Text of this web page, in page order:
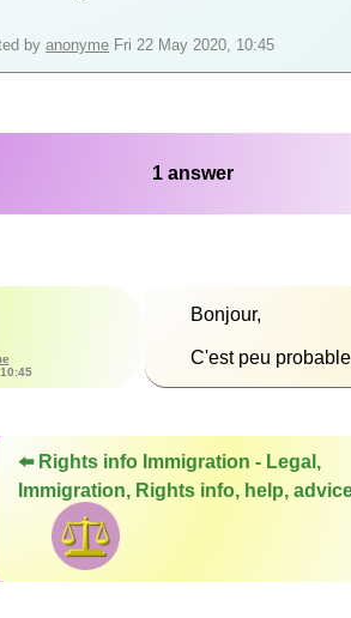
byanonyme Fri 22 May 2020, 10:45
1 answer
C'est peu
⬅️ Rights info Immigration - Legal,
Immigration, Rights info, help,